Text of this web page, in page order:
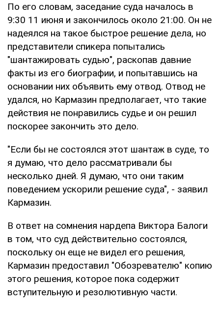
По его словам, заседание суда началось в
9:30 11 июня и закончилось около 21:00. Он не
надеялся на такое быстрое решение дела, но
представители спикера попытались
"шантажировать судью", раскопав давние
факты из его биографии, и попытавшись на
основании них объявить ему отвод. Отвод не
удался, но Кармазин предполагает, что такие
действия не понравились судье и он решил
поскорее закончить это дело.
"Если бы не состоялся этот шантаж в суде, то
я думаю, что дело рассматривали бы
несколько дней. Я думаю, что они таким
поведением ускорили решение суда", - заявил
Кармазин.
В ответ на сомнения нардепа Виктора Балоги
в том, что суд действительно состоялся,
поскольку он еще не видел его решения,
Кармазин предоставил "Обозревателю" копию
этого решения, которое пока содержит
вступительную и резолютивную части.